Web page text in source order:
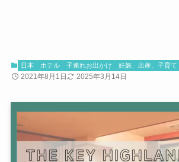
日本 ホテル 子連れお出かけ 妊娠、出産、子育て
2021年8月1日 2025年3月14日